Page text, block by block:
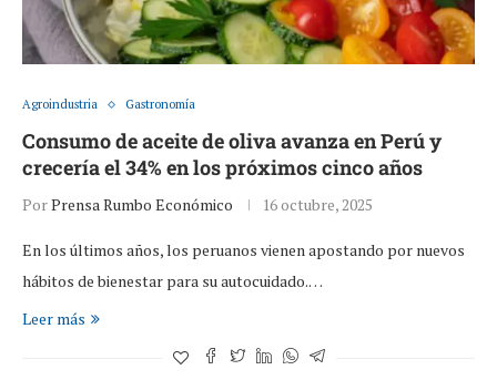
Agroindustria Gastronomía
Consumo de aceite de oliva avanza en Perú y
crecería el 34% en los próximos cinco años
PorPrensa Rumbo Económico 16 octubre, 2025
En los últimos años, los peruanos vienen apostando por nuevos
hábitos de bienestar para su autocuidado.…
Leer más